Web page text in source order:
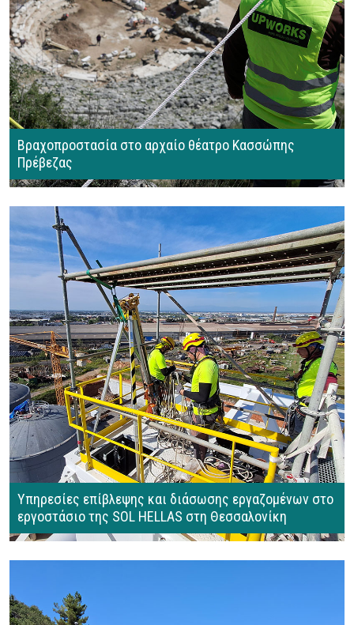
Βραχοπροστασία στο αρχαίο θέατρο Κασσώπης
Πρέβεζας
Υπηρεσίες επίβλεψης και διάσωσης εργαζομένων στο
εργοστάσιο της SOL HELLAS στη Θεσσαλονίκη